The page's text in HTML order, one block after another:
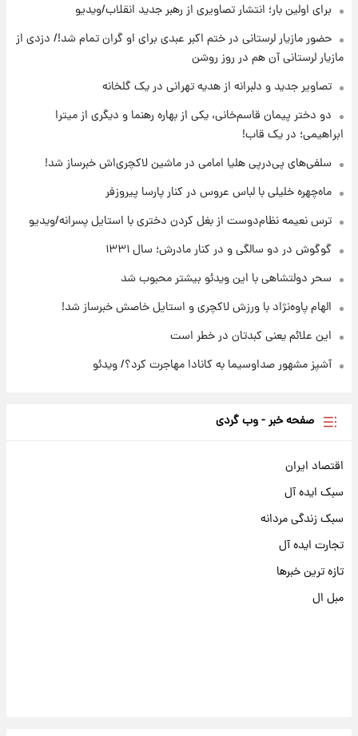
مرداد ۱۴۰۵ +جدول
۱۲ ساعت پیش
با قدرتمندترین و بادوام ترین تانک جهان آشنا
شوید+ فیلم
+جدول
۱۳ ساعت پیش
قیمت محصولات ایران‌خودرو و سایپا امروز شنبه
برای اولین بار؛ انتشار تصاویری از رهبر جدید انقلاب/ویدیو
حضور مازیار لرستانی در ختم اکبر عبدی برای او گران تمام شد!/ دزدی از
مازیار لرستانی آن هم در روز روشن
تصاویر جدید و دلبرانه از هدیه تهرانی در یک گلخانه
دو دختر پیمان قاسم‌خانی، یکی از بهاره رهنما و دیگری از میترا
ابراهیمی؛ در یک قاب!
سلفی‌های پی‌درپی هلیا امامی در ماشین لاکچری‌اش خبرساز شد!
ماه‌چهره خلیلی با لباس عروس در کنار پارسا پیروزفر
ترس نعیمه نظام‌دوست از بغل کردن دختری با استایل پسرانه/ویدیو
گوگوش در دو سالگی و در کنار مادرش؛ سال ۱۳۳۱
سحر دولتشاهی با این ویدئو بیشتر محبوب شد
الهام پاوه‌نژاد با ورزش لاکچری و استایل خاصش خبرساز شد!
این علائم یعنی کبدتان در خطر است
آشپز مشهور صداوسیما به کانادا مهاجرت کرد؟/ ویدئو
صفحه خبر - وب گردی
اقتصاد ایران
سبک ایده آل
سبک زندگی مردانه
تجارت ایده آل
تازه ترین خبرها
مبل ال